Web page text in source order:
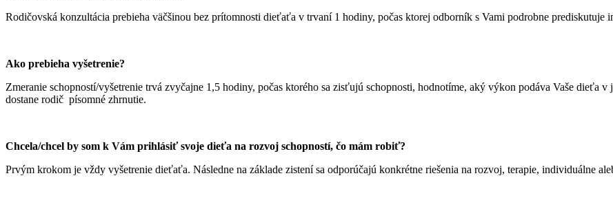
Rodičovská konzultácia prebieha väčšinou bez prítomnosti dieťaťa v trvaní 1 hodiny, počas ktorej odborník s Vami podrobne prediskutuje
Ako prebieha vyšetrenie?
Zmeranie schopností/vyšetrenie trvá zvyčajne 1,5 hodiny, počas ktorého sa zisťujú schopnosti, hodnotíme, aký výkon podáva Vaše dieťa
dostane rodič písomné zhrnutie.
Chcela/chcel by som k Vám prihlásiť svoje dieťa na rozvoj schopností, čo mám robiť?
Prvým krokom je vždy vyšetrenie dieťaťa. Následne na základe zistení sa odporúčajú konkrétne riešenia na rozvoj, terapie, individuálne